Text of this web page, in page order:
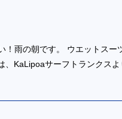
！雨の朝です。 ウエットスー
、KaLipoaサーフトランクスよ